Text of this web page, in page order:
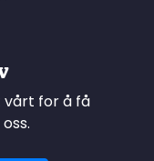
vårt for å få